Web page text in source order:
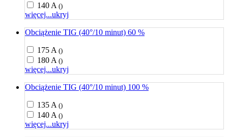
140 A ()
więcej...ukryj
Obciążenie TIG (40°/10 minut) 60 %
175 A ()
180 A ()
więcej...ukryj
Obciążenie TIG (40°/10 minut) 100 %
135 A ()
140 A ()
więcej...ukryj